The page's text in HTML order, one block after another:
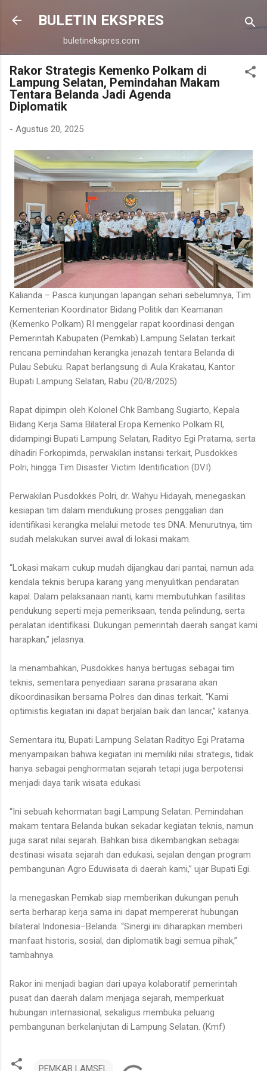
Langsung ke konten utama
BULETIN EKSPRES
buletinekspres.com
Rakor Strategis Kemenko Polkam di
Lampung Selatan, Pemindahan Makam
Tentara Belanda Jadi Agenda
Diplomatik
- Agustus 20, 2025
Kalianda – Pasca kunjungan lapangan sehari sebelumnya, Tim
Kementerian Koordinator Bidang Politik dan Keamanan
(Kemenko Polkam) RI menggelar rapat koordinasi dengan
Pemerintah Kabupaten (Pemkab) Lampung Selatan terkait
rencana pemindahan kerangka jenazah tentara Belanda di
Pulau Sebuku. Rapat berlangsung di Aula Krakatau, Kantor
Bupati Lampung Selatan, Rabu (20/8/2025).
Rapat dipimpin oleh Kolonel Chk Bambang Sugiarto, Kepala
Bidang Kerja Sama Bilateral Eropa Kemenko Polkam RI,
didampingi Bupati Lampung Selatan, Radityo Egi Pratama, serta
dihadiri Forkopimda, perwakilan instansi terkait, Pusdokkes
Polri, hingga Tim Disaster Victim Identification (DVI).
Perwakilan Pusdokkes Polri, dr. Wahyu Hidayah, menegaskan
kesiapan tim dalam mendukung proses penggalian dan
identifikasi kerangka melalui metode tes DNA. Menurutnya, tim
sudah melakukan survei awal di lokasi makam.
“Lokasi makam cukup mudah dijangkau dari pantai, namun ada
kendala teknis berupa karang yang menyulitkan pendaratan
kapal. Dalam pelaksanaan nanti, kami membutuhkan fasilitas
pendukung seperti meja pemeriksaan, tenda pelindung, serta
peralatan identifikasi. Dukungan pemerintah daerah sangat kami
harapkan,” jelasnya.
Ia menambahkan, Pusdokkes hanya bertugas sebagai tim
teknis, sementara penyediaan sarana prasarana akan
dikoordinasikan bersama Polres dan dinas terkait. “Kami
optimistis kegiatan ini dapat berjalan baik dan lancar,” katanya.
Sementara itu, Bupati Lampung Selatan Radityo Egi Pratama
menyampaikan bahwa kegiatan ini memiliki nilai strategis, tidak
hanya sebagai penghormatan sejarah tetapi juga berpotensi
menjadi daya tarik wisata edukasi.
“Ini sebuah kehormatan bagi Lampung Selatan. Pemindahan
makam tentara Belanda bukan sekadar kegiatan teknis, namun
juga sarat nilai sejarah. Bahkan bisa dikembangkan sebagai
destinasi wisata sejarah dan edukasi, sejalan dengan program
pembangunan Agro Eduwisata di daerah kami,” ujar Bupati Egi.
Ia menegaskan Pemkab siap memberikan dukungan penuh
serta berharap kerja sama ini dapat mempererat hubungan
bilateral Indonesia–Belanda. “Sinergi ini diharapkan memberi
manfaat historis, sosial, dan diplomatik bagi semua pihak,”
tambahnya.
Rakor ini menjadi bagian dari upaya kolaboratif pemerintah
pusat dan daerah dalam menjaga sejarah, memperkuat
hubungan internasional, sekaligus membuka peluang
pembangunan berkelanjutan di Lampung Selatan. (Kmf)
PEMKAB LAMSEL